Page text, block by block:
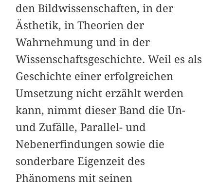
den Bildwissenschaften, in der
Ästhetik, in Theorien der
Wahrnehmung und in der
Wissenschaftsgeschichte. Weil es als
Geschichte einer erfolgreichen
Umsetzung nicht erzählt werden
kann, nimmt dieser Band die Un-
und Zufälle, Parallel- und
Nebenerfindungen sowie die
sonderbare Eigenzeit des
Phänomens mit seinen